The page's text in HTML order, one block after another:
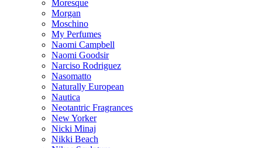
Moresque
Morgan
Moschino
My Perfumes
Naomi Campbell
Naomi Goodsir
Narciso Rodriguez
Nasomatto
Naturally European
Nautica
Neotantric Fragrances
New Yorker
Nicki Minaj
Nikki Beach